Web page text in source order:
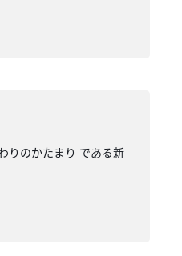
りのかたまり である新